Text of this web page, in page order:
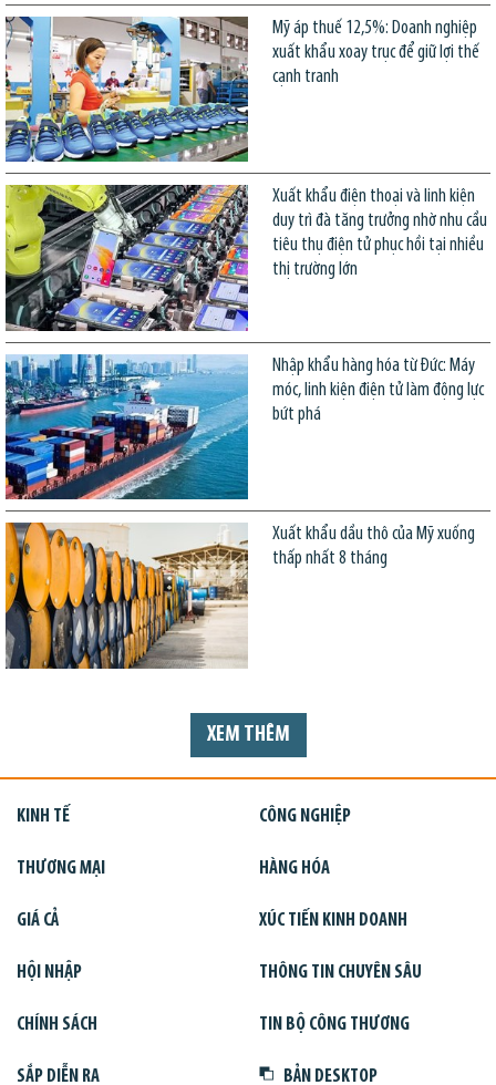
Mỹ áp thuế 12,5%: Doanh nghiệp
xuất khẩu xoay trục để giữ lợi thế
cạnh tranh
Xuất khẩu điện thoại và linh kiện
duy trì đà tăng trưởng nhờ nhu cầu
tiêu thụ điện tử phục hồi tại nhiều
thị trường lớn
Nhập khẩu hàng hóa từ Đức: Máy
móc, linh kiện điện tử làm động lực
bứt phá
Xuất khẩu dầu thô của Mỹ xuống
thấp nhất 8 tháng
XEM THÊM
KINH TẾ CÔNG NGHIỆP
THƯƠNG MẠI HÀNG HÓA
GIÁ CẢ XÚC TIẾN KINH DOANH
HỘI NHẬP THÔNG TIN CHUYÊN SÂU
CHÍNH SÁCH TIN BỘ CÔNG THƯƠNG
SẮP DIỄN RA BẢN DESKTOP